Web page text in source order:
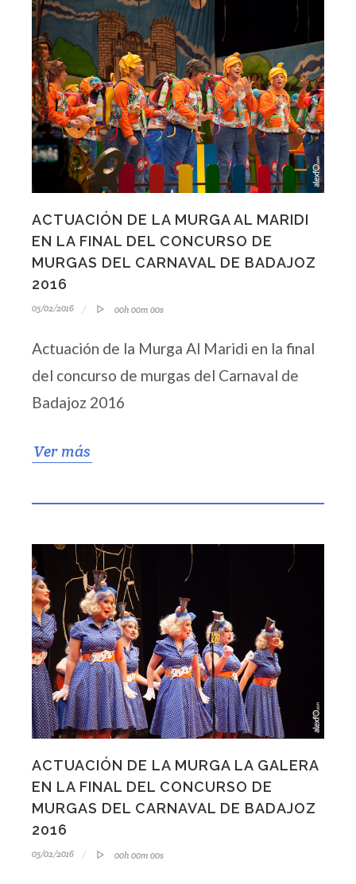
ACTUACIÓN DE LA MURGA AL MARIDI
EN LA FINAL DEL CONCURSO DE
MURGAS DEL CARNAVAL DE BADAJOZ
2016
05/02/2016 00h 00m 00s
Actuación de la Murga Al Maridi en la final
del concurso de murgas del Carnaval de
Badajoz 2016
Ver más
ACTUACIÓN DE LA MURGA LA GALERA
EN LA FINAL DEL CONCURSO DE
MURGAS DEL CARNAVAL DE BADAJOZ
2016
05/02/2016 00h 00m 00s